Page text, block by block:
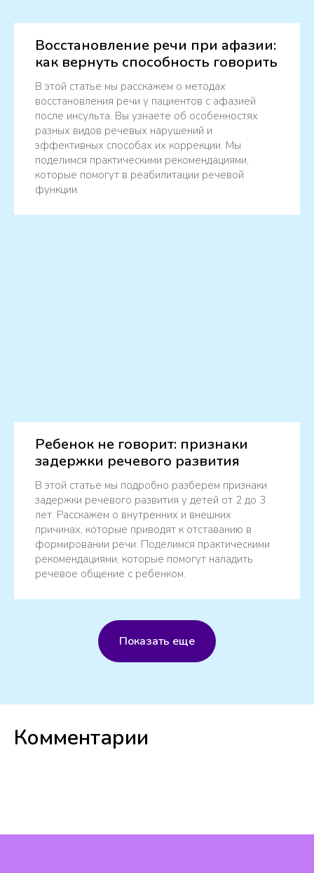
Восстановление речи при афазии:
как вернуть способность говорить
В этой статье мы расскажем о методах
восстановления речи у пациентов с афазией
после инсульта. Вы узнаете об особенностях
разных видов речевых нарушений и
эффективных способах их коррекции. Мы
поделимся практическими рекомендациями,
которые помогут в реабилитации речевой
функции.
Ребенок не говорит: признаки
задержки речевого развития
В этой статье мы подробно разберем признаки
задержки речевого развития у детей от 2 до 3
лет. Расскажем о внутренних и внешних
причинах, которые приводят к отставанию в
формировании речи. Поделимся практическими
рекомендациями, которые помогут наладить
речевое общение с ребенком.
Показать еще
Комментарии